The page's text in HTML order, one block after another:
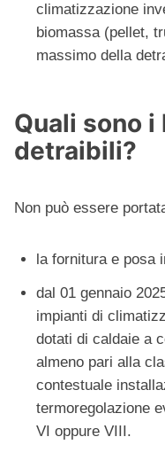
climatizzazione
biomassa (pellet,
massimo della
Quali sono i
detraibili?
Non può essere
la fornitura e posa
dal 01 gennaio
impianti di
dotati di caldaie a
almeno pari alla
contestuale
termoregolazione
VI oppure VIII.